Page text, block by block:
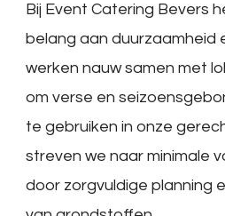
Bij Event Catering Bevers
belang aan duurzaamheid
werken nauw samen met
om verse en
te gebruiken in onze
streven we naar minimale
door zorgvuldige planning